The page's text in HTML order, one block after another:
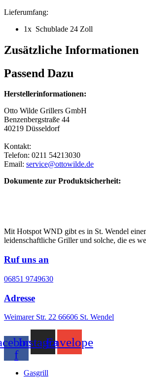
Lieferumfang:
1x Schublade 24 Zoll
Zusätzliche Informationen
Passend Dazu
Herstellerinformationen:
Otto Wilde Grillers GmbH
Benzenbergstraße 44
40219 Düsseldorf
Kontakt:
Telefon: 0211 54213030
Email: service@ottowilde.de
Dokumente zur Produktsicherheit:
Mit Hotspot WND gibt es in St. Wendel
leidenschaftliche Griller und solche, die es
Ruf uns an
06851 9749630
Adresse
Weimarer Str. 22 66606 St. Wendel
f
InstagramEnvelope
Gasgrill